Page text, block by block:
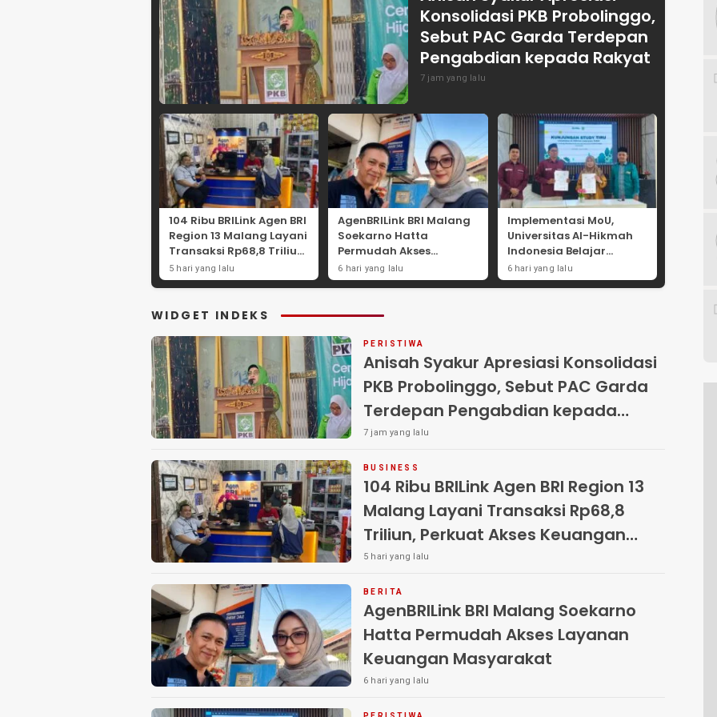
Konsolidasi PKB Probolinggo,
Sebut PAC Garda Terdepan
Pengabdian kepada Rakyat
7 jam yang lalu
104 Ribu BRILink Agen BRI
Region 13 Malang Layani
Transaksi Rp68,8 Triliun,
Perkuat Akses Keuangan
Masyarakat
5 hari yang lalu
AgenBRILink BRI Malang
Soekarno Hatta
Permudah Akses
Layanan Keuangan
Masyarakat
6 hari yang lalu
Implementasi MoU,
Universitas Al-Hikmah
Indonesia Belajar
Strategi Kemandirian
Ekonomi di Pondok
6 hari yang lalu
WIDGET INDEKS
PERISTIWA
Anisah Syakur Apresiasi Konsolidasi
PKB Probolinggo, Sebut PAC Garda
Terdepan Pengabdian kepada
Rakyat
7 jam yang lalu
BUSINESS
104 Ribu BRILink Agen BRI Region 13
Malang Layani Transaksi Rp68,8
Triliun, Perkuat Akses Keuangan
Masyarakat
5 hari yang lalu
BERITA
AgenBRILink BRI Malang Soekarno
Hatta Permudah Akses Layanan
Keuangan Masyarakat
6 hari yang lalu